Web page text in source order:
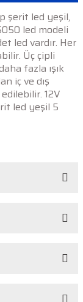
şerit led yeşil,
led modeli
led vardır. Her
Üç çipli
fazla ışık
iç ve dış
12V
led yeşil 5